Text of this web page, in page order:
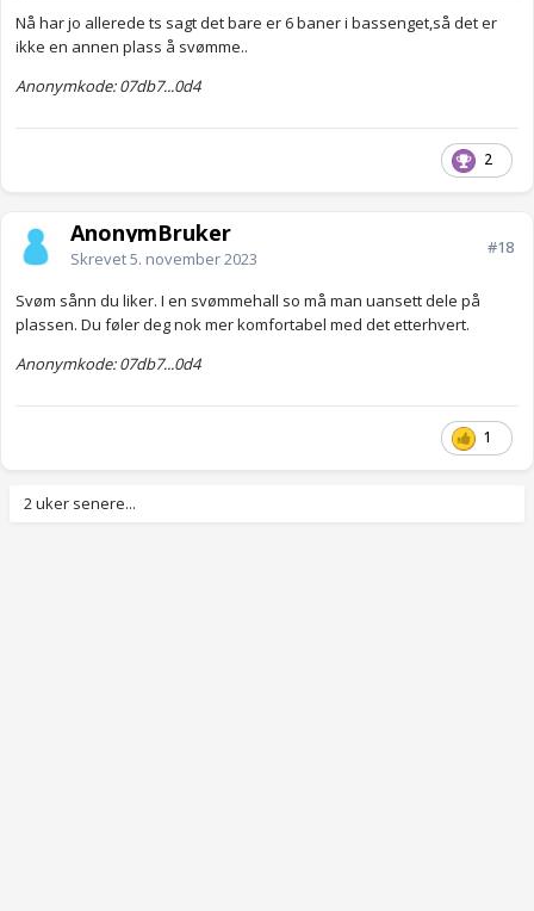
Nå har jo allerede ts sagt det bare er 6 baner i bassenget,så det er
ikke en annen plass å svømme..
Anonymkode: 07db7...0d4
2
AnonymBruker
Skrevet5. november 2023
#18
Svøm sånn du liker. I en svømmehall so må man uansett dele på
plassen. Du føler deg nok mer komfortabel med det etterhvert.
Anonymkode: 07db7...0d4
1
2 uker senere...